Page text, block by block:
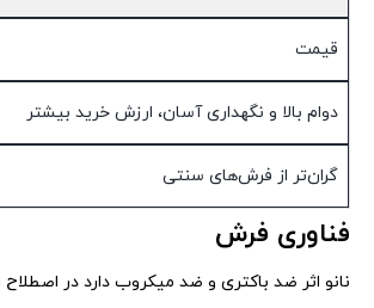
قیمت
دوام بالا و نگهداری آسان، ارزش خرید بیشتر
گران‌تر از فرش‌های سنتی
فناوری فرش
نانو اثر ضد باکتری و ضد میکروب دارد در اصطلاح